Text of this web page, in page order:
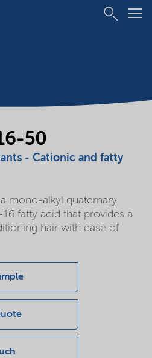
50
- Cationic and fatty
mono-alkyl quaternary
fatty acid that provides a
hair with ease of